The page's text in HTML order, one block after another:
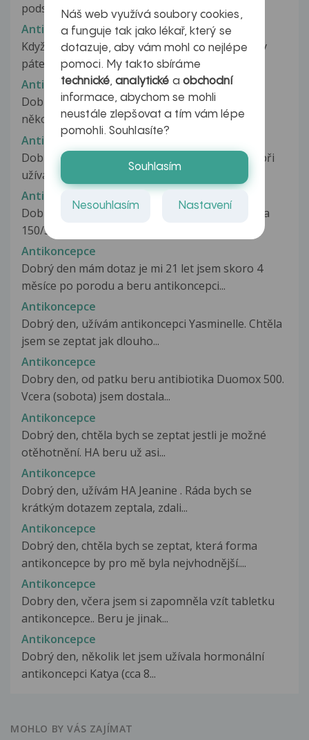
podstoupila mini interupci...
Antikoncepce
Když jsem v pondělí zacala brát antikoncepci a v
pátek jsem spala s pritelem...
Antikoncepce
Dobrý den, během tří let jsem vyzkoušela již
několik druhů antikoncepce. U všech...
Antikoncepce
Dobrý den, zapomněla jsem užít jednu pilulku při
užívání antikoncepce Minisiston...
Antikoncepce
Dobry den beru prvni mesic antikoncepci ebelya
150/30 a dneska jsem si vzala...
Antikoncepce
Dobrý den mám dotaz je mi 21 let jsem skoro 4
měsíce po porodu a beru antikoncepci...
Antikoncepce
Dobrý den, užívám antikoncepci Yasminelle. Chtěla
jsem se zeptat jak dlouho...
Antikoncepce
Dobry den, od patku beru antibiotika Duomox 500.
Vcera (sobota) jsem dostala...
Antikoncepce
Dobrý den, chtěla bych se zeptat jestli je možné
otěhotnění. HA beru už asi...
Antikoncepce
Dobrý den, užívám HA Jeanine . Ráda bych se
krátkým dotazem zeptala, zdali...
Antikoncepce
Dobrý den, chtěla bych se zeptat, která forma
antikoncepce by pro mě byla nejvhodnější....
Antikoncepce
Dobry den, včera jsem si zapomněla vzít tabletku
antikoncepce.. Beru je jinak...
Antikoncepce
Dobrý den, několik let jsem užívala hormonální
antikoncepci Katya (cca 8...
MOHLO BY VÁS ZAJÍMAT
Náš web využívá soubory cookies,
a funguje tak jako lékař, který se
dotazuje, aby vám mohl co nejlépe
pomoci. My takto sbíráme
technické,analytické a obchodní
informace, abychom se mohli
neustále zlepšovat a tím vám lépe
pomohli. Souhlasíte?
Souhlasím
Nesouhlasím Nastavení